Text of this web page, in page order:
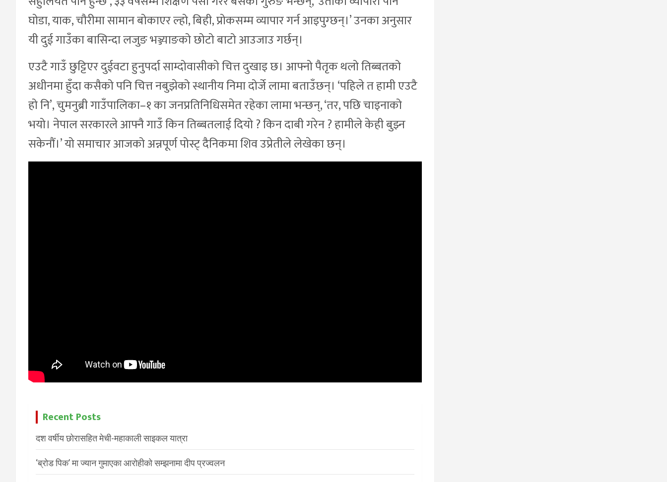
घोडा, याक, चौरीमा सामान बोकाएर ल्हो, बिही, प्रोकसम्म व्यापार गर्न आइपुग्छन्।’ उनका अनुसार
यी दुई गाउँका बासिन्दा लजुङ भञ्ज्याङको छोटो बाटो आउजाउ गर्छन्।
एउटै गाउँ छुट्टिएर दुईवटा हुनुपर्दा साम्दोवासीको चित्त दुखाइ छ। आफ्नो पैतृक थलो तिब्बतको
अधीनमा हुँदा कसैको पनि चित्त नबुझेको स्थानीय निमा दोर्जे लामा बताउँछन्। ‘पहिले त हामी एउटै
हो नि’, चुमनुब्री गाउँपालिका–१ का जनप्रतिनिधिसमेत रहेका लामा भन्छन्, ‘तर, पछि चाइनाको
भयो। नेपाल सरकारले आफ्नै गाउँ किन तिब्बतलाई दियो ? किन दाबी गरेन ? हामीले केही बुझ्न
सकेनौं।’ यो समाचार आजको अन्नपूर्ण पोस्ट् दैनिकमा शिव उप्रेतीले लेखेका छन्।
Recent Posts
दश वर्षीय छोरासहित मेची-महाकाली साइकल यात्रा
‘ब्रोड पिक’ मा ज्यान गुमाएका आरोहीको सम्झनामा दीप प्रज्वलन